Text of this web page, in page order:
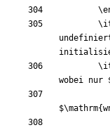
wobei nur
$\mathrm{